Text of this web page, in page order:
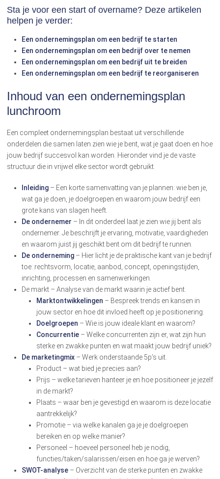
Sta je voor een start of overname? Deze artikelen
helpen je verder:
Een ondernemingsplan om een bedrijf te starten
Een ondernemingsplan om een bedrijf over te nemen
Een ondernemingsplan om een bedrijf uit te breiden
Een ondernemingsplan om een bedrijf te reorganiseren
Inhoud van een ondernemingsplan
lunchroom
Een compleet ondernemingsplan bestaat uit verschillende
onderdelen die samen laten zien wie je bent, wat je gaat doen en hoe
jouw bedrijf succesvol kan worden. Hieronder vind je de vaste
structuur die in vrijwel elke sector wordt gebruikt.
Inleiding – Een korte samenvatting van je plannen: wie ben je,
wat ga je doen, je doelgroepen en waarom jouw bedrijf een
grote kans van slagen heeft.
De ondernemer – In dit onderdeel laat je zien wie jij bent als
ondernemer. Je beschrijft je ervaring, motivatie, vaardigheden
en waarom juist jij geschikt bent om dit bedrijf te runnen.
De onderneming – Hier licht je de praktische kant van je bedrijf
toe: rechtsvorm, locatie, aanbod, concept, openingstijden,
inrichting, processen en samenwerkingen.
De markt – Analyse van de markt waarin je actief bent.
Marktontwikkelingen – Bespreek trends en kansen in
jouw sector en hoe dit invloed heeft op je positionering.
Doelgroepen – Wie is jouw ideale klant en waarom?
Concurrentie – Welke concurrenten zijn er, wat zijn hun
sterke en zwakke punten en wat maakt jouw bedrijf uniek?
De marketingmix – Werk onderstaande 5p’s uit.
Product – wat bied je precies aan?
Prijs – welke tarieven hanteer je en hoe positioneer je jezelf
in de markt?
Plaats – waar ben je gevestigd en waarom is deze locatie
aantrekkelijk?
Promotie – via welke kanalen ga je je doelgroepen
bereiken en op welke manier?
Personeel – hoeveel personeel heb je nodig,
functies/taken/salarissen/eisen en hoe ga je werven?
SWOT-analyse – Overzicht van de sterke punten en zwakke